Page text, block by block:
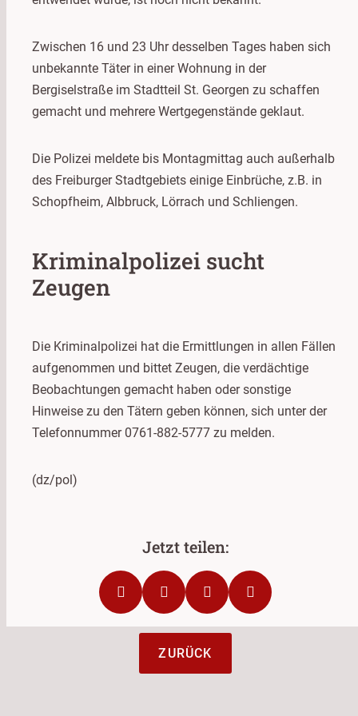
Zwischen 16 und 23 Uhr desselben Tages haben sich
unbekannte Täter in einer Wohnung in der
Bergiselstraße im Stadtteil St. Georgen zu schaffen
gemacht und mehrere Wertgegenstände geklaut.
Die Polizei meldete bis Montagmittag auch außerhalb
des Freiburger Stadtgebiets einige Einbrüche, z.B. in
Schopfheim, Albbruck, Lörrach und Schliengen.
Kriminalpolizei sucht
Zeugen
Die Kriminalpolizei hat die Ermittlungen in allen Fällen
aufgenommen und bittet Zeugen, die verdächtige
Beobachtungen gemacht haben oder sonstige
Hinweise zu den Tätern geben können, sich unter der
Telefonnummer 0761-882-5777 zu melden.
(dz/pol)
ZURÜCK